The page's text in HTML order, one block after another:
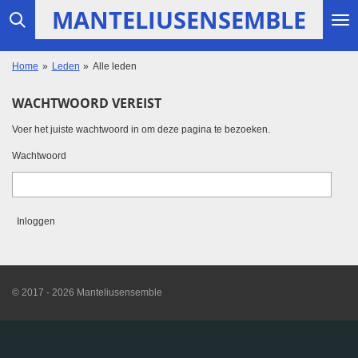
Ga
naar
de
MANTELIUSENSEMBLE
Home » Leden » Alle leden
WACHTWOORD VEREIST
Voer het juiste wachtwoord in om deze pagina te bezoeken.
Wachtwoord
Inloggen
© 2017 - 2026 Manteliusensemble